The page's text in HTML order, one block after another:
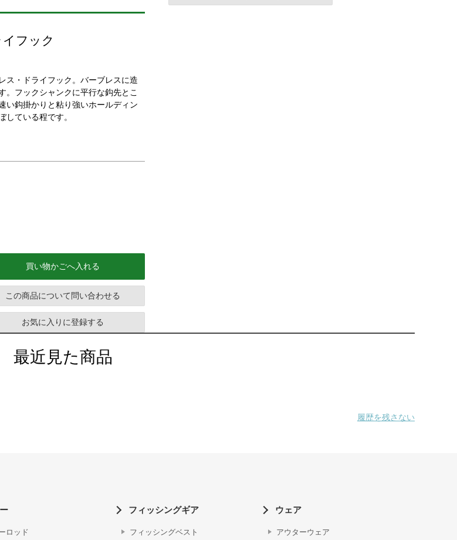
フック
ス・ドライフック。バーブレスに造
。フックシャンクに平行な鈎先とこ
い鈎掛かりと粘り強いホールディン
ている程です。
買い物かごへ入れる
この商品について問い合わせる
お気に入りに登録する
最近見た商品
履歴を残さない
ロッド
フィッシングギア
フィッシングベスト
ウェア
アウターウェア